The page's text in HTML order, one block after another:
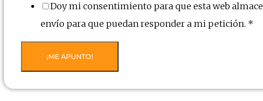
Doy mi consentimiento para que esta web
envío para que puedan responder a mi petición. *
¡ME APUNTO!